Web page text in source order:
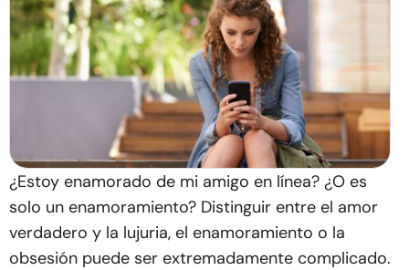
¿Estoy enamorado de mi amigo en línea? ¿O es
solo un enamoramiento? Distinguir entre el amor
verdadero y la lujuria, el enamoramiento o la
obsesión puede ser extremadamente complicado.